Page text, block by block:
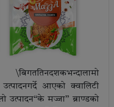
उत्पादनगर्दे आएको क्वालिटी
मज्जा” ब्राण्डको